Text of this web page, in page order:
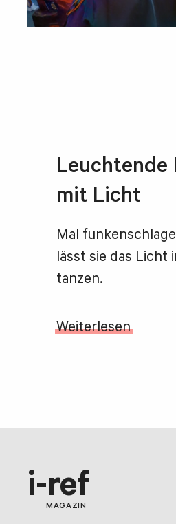
Leuchtende
mit Licht
Mal
lässt sie das Licht
tanzen.
Weiterlesen
i-ref
MAGAZIN